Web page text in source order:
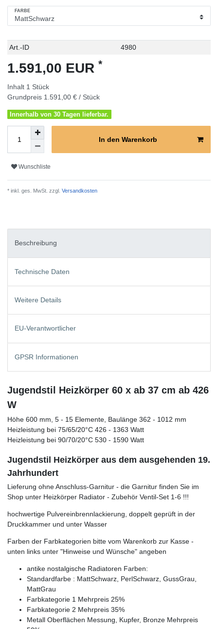
FARBE
Technisches
Wert
Art.-ID 4980
1.591,00 EUR *
Inhalt 1 Stück
Grundpreis 1.591,00 € / Stück
Innerhalb von 30 Tagen lieferbar.
In den Warenkorb
Wunschliste
* inkl. ges. MwSt. zzgl. Versandkosten
Beschreibung
Technische Daten
Weitere Details
EU-Verantwortlicher
GPSR Informationen
Jugendstil Heizkörper 60 x ab 37 cm ab 426
W
Höhe 600 mm, 5 - 15 Elemente, Baulänge 362 - 1012 mm
Heizleistung bei 75/65/20°C 426 - 1363 Watt
Heizleistung bei 90/70/20°C 530 - 1590 Watt
Jugendstil Heizkörper aus dem ausgehenden 19.
Jahrhundert
Lieferung ohne Anschluss-Garnitur - die Garnitur finden Sie im
Shop unter Heizkörper Radiator - Zubehör Ventil-Set 1-6 !!!
hochwertige Pulvereinbrennlackierung, doppelt geprüft in der
Druckkammer und unter Wasser
Farben der Farbkategorien bitte vom Warenkorb zur Kasse -
unten links unter "Hinweise und Wünsche" angeben
antike nostalgische Radiatoren Farben:
Standardfarbe : MattSchwarz, PerlSchwarz, GussGrau,
MattGrau
Farbkategorie 1 Mehrpreis 25%
Farbkategorie 2 Mehrpreis 35%
Metall Oberflächen Messung, Kupfer, Bronze Mehrpreis